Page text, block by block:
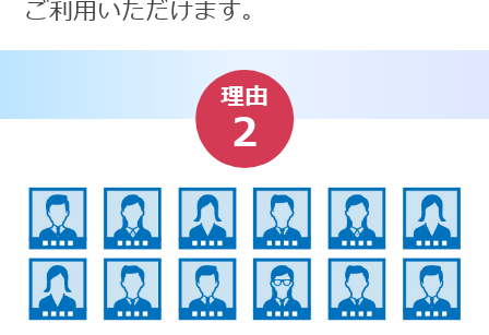
ご利用いただけます。
理由
2